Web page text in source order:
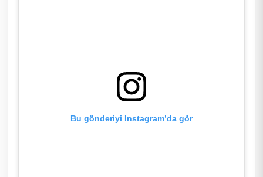
Bu gönderiyi Instagram’da gör